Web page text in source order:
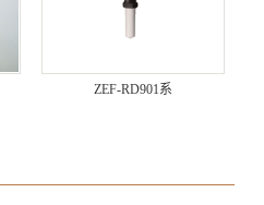
ZEF-RD901系